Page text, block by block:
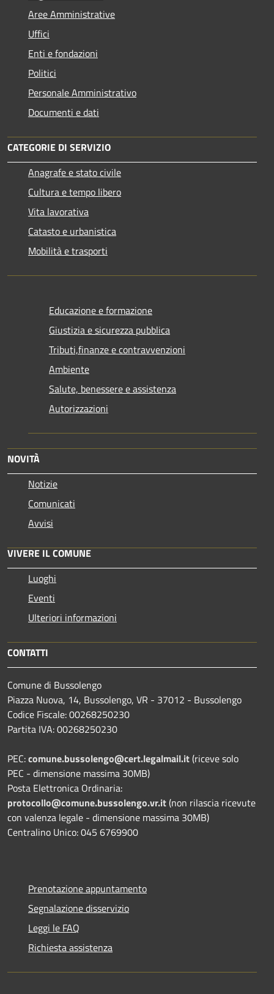
Aree Amministrative
Uffici
Enti e fondazioni
Politici
Personale Amministrativo
Documenti e dati
CATEGORIE DI SERVIZIO
Anagrafe e stato civile
Cultura e tempo libero
Vita lavorativa
Catasto e urbanistica
Mobilità e trasporti
Educazione e formazione
Giustizia e sicurezza pubblica
Tributi,finanze e contravvenzioni
Ambiente
Salute, benessere e assistenza
Autorizzazioni
NOVITÀ
Notizie
Comunicati
Avvisi
VIVERE IL COMUNE
Luoghi
Eventi
Ulteriori informazioni
CONTATTI
Comune di Bussolengo
Piazza Nuova, 14, Bussolengo, VR - 37012 - Bussolengo
Codice Fiscale: 00268250230
Partita IVA: 00268250230
PEC:comune.bussolengo@cert.legalmail.it(riceve solo
PEC - dimensione massima 30MB)
Posta Elettronica Ordinaria:
protocollo@comune.bussolengo.vr.it(non rilascia ricevute
con valenza legale - dimensione massima 30MB)
Centralino Unico: 045 6769900
Prenotazione appuntamento
Segnalazione disservizio
Leggi le FAQ
Richiesta assistenza